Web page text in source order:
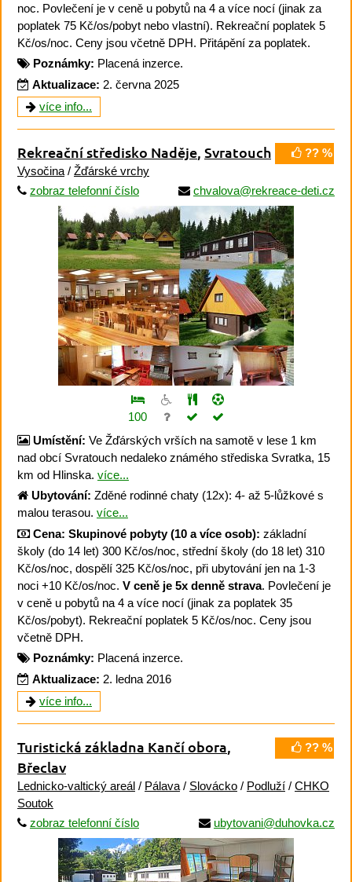
noc. Povlečení je v ceně u pobytů na 4 a více nocí (jinak za
poplatek 75 Kč/os/pobyt nebo vlastní). Rekreační poplatek 5
Kč/os/noc. Ceny jsou včetně DPH. Přitápění za poplatek.
Poznámky: Placená inzerce.
Aktualizace: 2. června 2025
více info...
?? %
Rekreační středisko Naděje, Svratouch
Vysočina / Žďárské vrchy
zobraz telefonní číslo
chvalova@rekreace-deti.cz
100
Umístění: Ve Žďárských vrších na samotě v lese 1 km
nad obcí Svratouch nedaleko známého střediska Svratka, 15
km od Hlinska. více...
Ubytování: Zděné rodinné chaty (12x): 4- až 5-lůžkové s
malou terasou. více...
Cena: Skupinové pobyty (10 a více osob): základní
školy (do 14 let) 300 Kč/os/noc, střední školy (do 18 let) 310
Kč/os/noc, dospělí 325 Kč/os/noc, při ubytování jen na 1-3
noci +10 Kč/os/noc. V ceně je 5x denně strava. Povlečení je
v ceně u pobytů na 4 a více nocí (jinak za poplatek 35
Kč/os/pobyt). Rekreační poplatek 5 Kč/os/noc. Ceny jsou
včetně DPH.
Poznámky: Placená inzerce.
Aktualizace: 2. ledna 2016
více info...
?? %
Turistická základna Kančí obora,
Břeclav
Lednicko-valtický areál / Pálava / Slovácko / Podluží / CHKO
Soutok
zobraz telefonní číslo
ubytovani@duhovka.cz